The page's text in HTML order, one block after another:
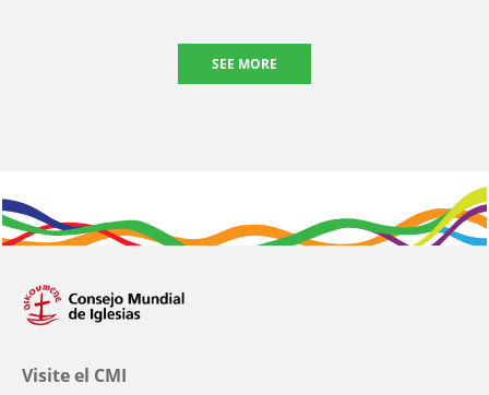
SEE MORE
Visite el CMI